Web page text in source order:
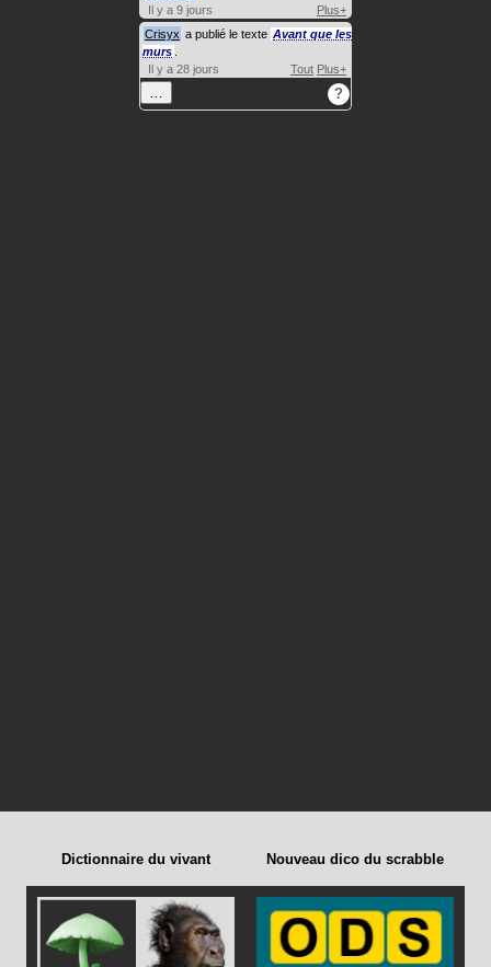
Il y a 9 jours
Plus+
Crisyx a publié le texte Avant que les
murs
Il y a 28 jours
Tout Plus+
?
Dictionnaire du vivant Nouveau dico du scrabble